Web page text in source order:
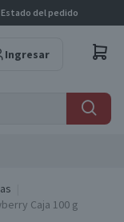
Estado del pedido
Ingresar
Caja 100 g